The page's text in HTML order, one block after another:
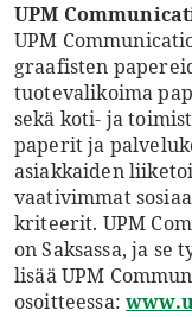
UPM
UPM
graafisten
tuotevalikoima
sekä koti- ja
paperit ja
asiakkaiden
vaativimmat
kriteerit. UPM
on Saksassa, ja se
lisää UPM
osoitteessa: